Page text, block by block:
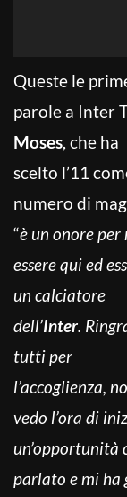
Queste le
parole a Inter
Moses, che ha
scelto l’11
numero di
“è un onore per
essere qui ed
un calciatore
dell’Inter.
tutti per
l’accoglienza,
vedo l’ora di
un’opportunità
parlato e mi ha